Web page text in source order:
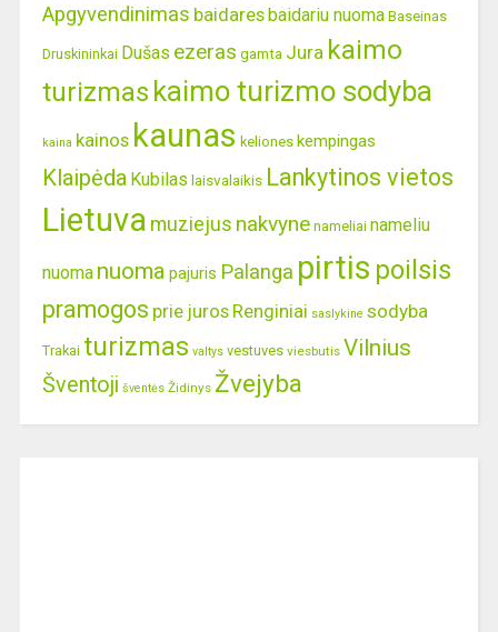
Apgyvendinimas baidaresbaidariu nuoma Baseinas
Druskininkai Dušas ezeras gamta Jura kaimo
turizmas kaimo turizmo sodyba
kaina kainos kaunas keliones kempingas
Klaipėda Kubilas laisvalaikis Lankytinos vietos
Lietuva muziejus nakvyne nameliai nameliu
nuoma nuoma pajuris Palanga pirtis poilsis
pramogos prie juros Renginiai saslykine sodyba
Trakai turizmas valtys vestuves viesbutis Vilnius
Šventoji šventės Židinys Žvejyba